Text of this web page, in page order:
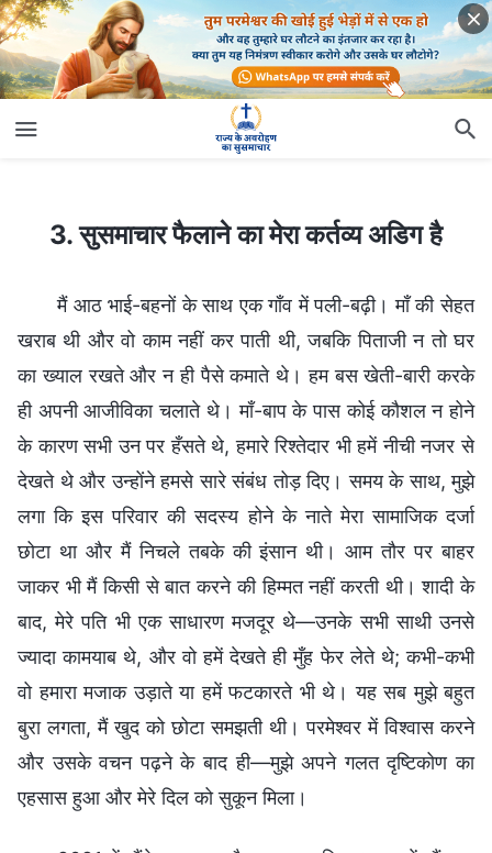
3. सुसमाचार फैलाने का मेरा कर्तव्य अडिग है
3. सुसमाचार फैलाने का मेरा कर्तव्य अडिग है
मैं आठ भाई-बहनों के साथ एक गाँव में पली-बढ़ी। माँ की सेहत
खराब थी और वो काम नहीं कर पाती थी, जबकि पिताजी न तो घर
का ख्याल रखते और न ही पैसे कमाते थे। हम बस खेती-बारी करके
ही अपनी आजीविका चलाते थे। माँ-बाप के पास कोई कौशल न होने
के कारण सभी उन पर हँसते थे, हमारे रिश्तेदार भी हमें नीची नजर से
देखते थे और उन्होंने हमसे सारे संबंध तोड़ दिए। समय के साथ, मुझे
लगा कि इस परिवार की सदस्य होने के नाते मेरा सामाजिक दर्जा
छोटा था और मैं निचले तबके की इंसान थी। आम तौर पर बाहर
जाकर भी मैं किसी से बात करने की हिम्मत नहीं करती थी। शादी के
बाद, मेरे पति भी एक साधारण मजदूर थे—उनके सभी साथी उनसे
ज्यादा कामयाब थे, और वो हमें देखते ही मुँह फेर लेते थे; कभी-कभी
वो हमारा मजाक उड़ाते या हमें फटकारते भी थे। यह सब मुझे बहुत
बुरा लगता, मैं खुद को छोटा समझती थी। परमेश्वर में विश्वास करने
और उसके वचन पढ़ने के बाद ही—मुझे अपने गलत दृष्टिकोण का
एहसास हुआ और मेरे दिल को सुकून मिला।